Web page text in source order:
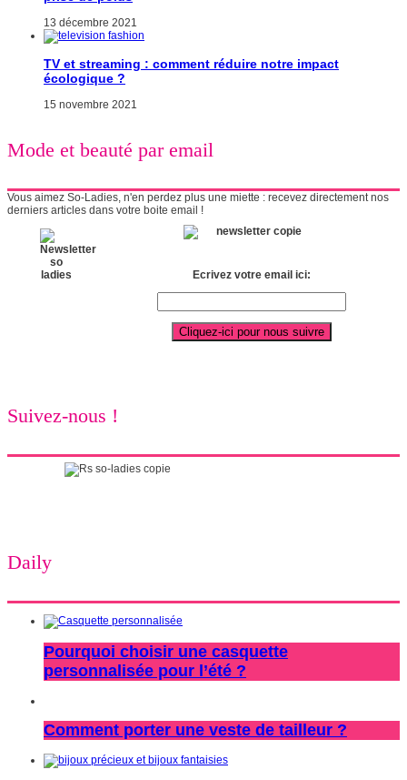
13 décembre 2021
TV et streaming : comment réduire notre impact
écologique ?
15 novembre 2021
Mode et beauté par email
Vous aimez So-Ladies, n'en perdez plus une miette : recevez directement nos
derniers articles dans votre boite email !
Ecrivez votre email ici:
Suivez-nous !
Daily
Pourquoi choisir une casquette
personnalisée pour l’été ?
Comment porter une veste de tailleur ?